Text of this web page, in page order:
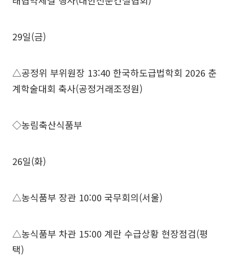
29일(금)
△공정위 부위원장 13:40 한국하도급법학회 2026 춘
계학술대회 축사(공정거래조정원)
◇농림축산식품부
26일(화)
△농식품부 장관 10:00 국무회의(서울)
△농식품부 차관 15:00 계란 수급상황 현장점검(평
택)